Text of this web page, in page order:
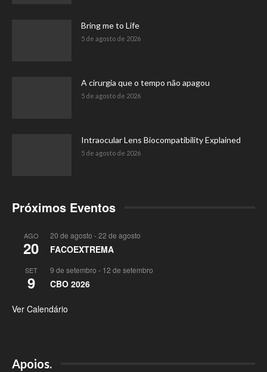
Bring me to Life
5 de agosto de 2026
A cirurgia que o tempo não apagou
5 de agosto de 2026
Intraocular Lens Biocompatibility Explained
5 de agosto de 2026
Próximos Eventos
AGO
20
20 de agosto -22 de agosto
FACOEXTREMA
SET
9
9 de setembro - 12 de setembro
CBO 2026
Ver Calendário
Apoios.